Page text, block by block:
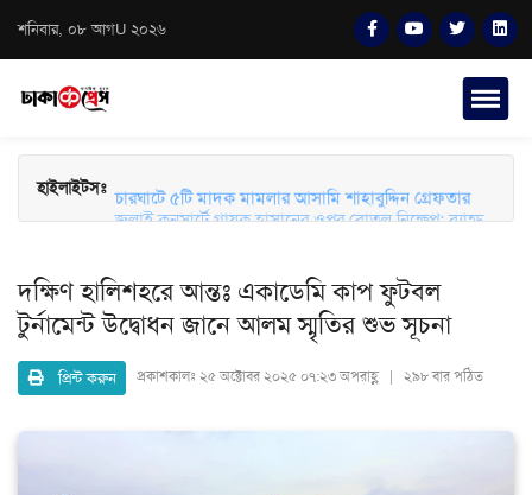
শনিবার, ০৮ আগU ২০২৬
হাইলাইটসঃ চারঘাটে ৫টি মাদক মামলার আসামি শাহাবুদ্দিন গ্রেফতার
দক্ষিণ হালিশহরে আন্তঃ একাডেমি কাপ ফুটবল
টুর্নামেন্ট উদ্বোধন জানে আলম স্মৃতির শুভ সূচনা
প্রিন্ট করুন প্রকাশকালঃ ২৫ অক্টোবর ২০২৫ ০৭:২৩ অপরাহ্ণ | ২৯৮ বার পঠিত